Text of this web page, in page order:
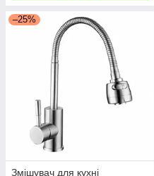
–25%
Змішувач для кухні